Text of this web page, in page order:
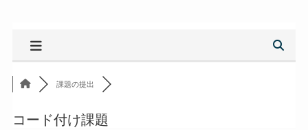
課題の提出
コード付け課題